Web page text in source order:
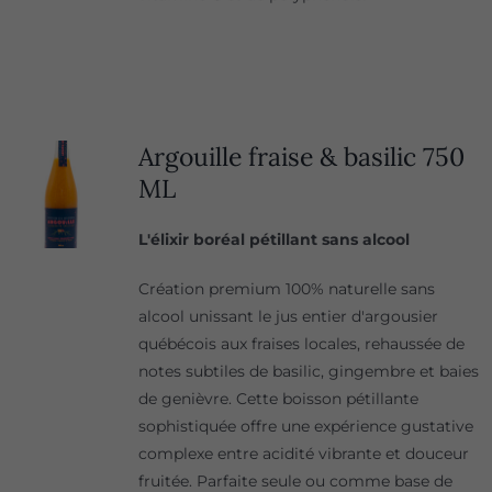
Argouille fraise & basilic 750
ML
L'élixir boréal pétillant sans alcool
Création premium 100% naturelle sans
alcool unissant le jus entier d'argousier
québécois aux fraises locales, rehaussée de
notes subtiles de basilic, gingembre et baies
de genièvre. Cette boisson pétillante
sophistiquée offre une expérience gustative
complexe entre acidité vibrante et douceur
fruitée. Parfaite seule ou comme base de